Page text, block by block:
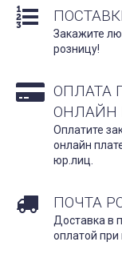
Закажите
розницу!
ОПЛАТА
ОНЛАЙН
Оплатите
онлайн
юр.лиц.
ПОЧТА
Доставка в
оплатой при